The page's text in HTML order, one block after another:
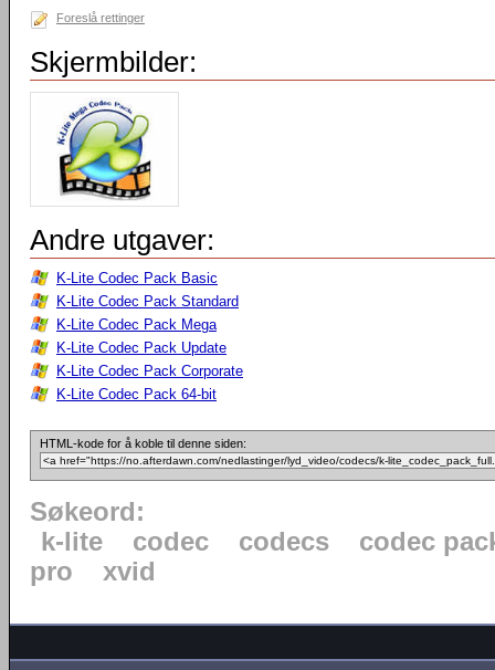
Foreslå rettinger
Skjermbilder:
Andre utgaver:
K-Lite Codec Pack Basic
K-Lite Codec Pack Standard
K-Lite Codec Pack Mega
K-Lite Codec Pack Update
K-Lite Codec Pack Corporate
K-Lite Codec Pack 64-bit
HTML-kode for å koble til denne siden:
Søkeord:
k-lite
codec codecs
codec
pro
xvid